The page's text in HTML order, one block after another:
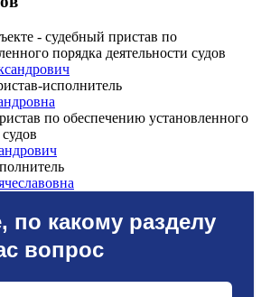
- судебный пристав по
порядка деятельности судов
исполнитель
по обеспечению установленного